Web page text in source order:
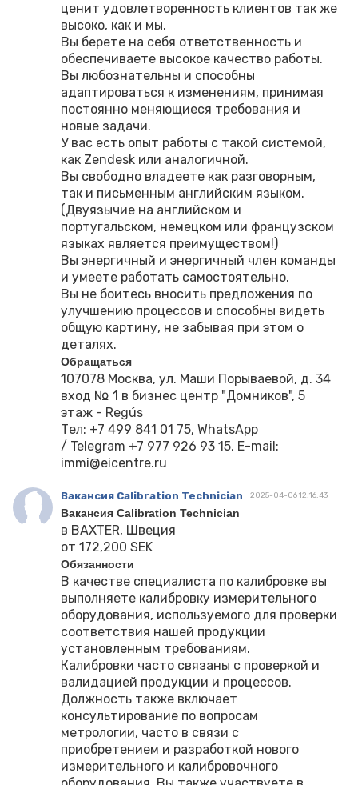
ценит удовлетворенность клиентов так же
высоко, как и мы.
Вы берете на себя ответственность и
обеспечиваете высокое качество работы.
Вы любознательны и способны
адаптироваться к изменениям, принимая
постоянно меняющиеся требования и
новые задачи.
У вас есть опыт работы с такой системой,
как Zendesk или аналогичной.
Вы свободно владеете как разговорным,
так и письменным английским языком.
(Двуязычие на английском и
португальском, немецком или французском
языках является преимуществом!)
Вы энергичный и энергичный член команды
и умеете работать самостоятельно.
Вы не боитесь вносить предложения по
улучшению процессов и способны видеть
общую картину, не забывая при этом о
деталях.
Обращаться
107078 Москва, ул. Маши Порываевой, д. 34
вход № 1 в бизнес центр "Домников", 5
этаж - Regús
Тел: +7 499 841 01 75, WhatsApp
/ Telegram +7 977 926 93 15, E-mail:
immi@eicentre.ru
Вакансия Calibration Technician 2025-04-06 12:16:43
Вакансия Calibration Technician
в BAXTER, Швеция
от 172,200 SEK
Обязанности
В качестве специалиста по калибровке вы
выполняете калибровку измерительного
оборудования, используемого для проверки
соответствия нашей продукции
установленным требованиям.
Калибровки часто связаны с проверкой и
валидацией продукции и процессов.
Должность также включает
консультирование по вопросам
метрологии, часто в связи с
приобретением и разработкой нового
измерительного и калибровочного